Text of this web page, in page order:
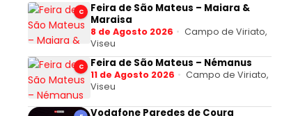
C
Feira de São Mateus – Maiara &
Maraisa
8 de Agosto 2026
Campo de Viriato,
Viseu
C Feira de São Mateus – Némanus
11 de Agosto 2026
Campo de Viriato,
Viseu
Vodafone Paredes de Coura